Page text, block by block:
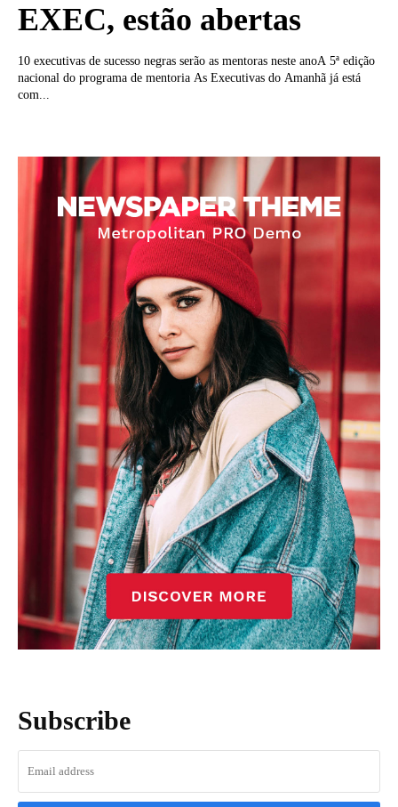
EXEC, estão abertas
10 executivas de sucesso negras serão as mentoras neste anoA 5ª edição
nacional do programa de mentoria As Executivas do Amanhã já está
com...
Subscribe